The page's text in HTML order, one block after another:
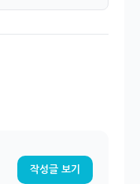
작성글 보기